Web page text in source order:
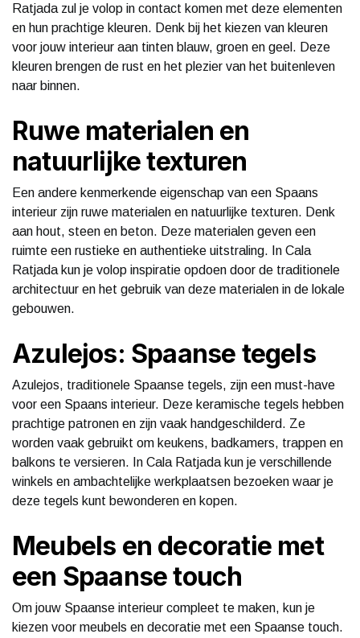
Ratjada zul je volop in contact komen met deze elementen
en hun prachtige kleuren. Denk bij het kiezen van kleuren
voor jouw interieur aan tinten blauw, groen en geel. Deze
kleuren brengen de rust en het plezier van het buitenleven
naar binnen.
Ruwe materialen en
natuurlijke texturen
Een andere kenmerkende eigenschap van een Spaans
interieur zijn ruwe materialen en natuurlijke texturen. Denk
aan hout, steen en beton. Deze materialen geven een
ruimte een rustieke en authentieke uitstraling. In Cala
Ratjada kun je volop inspiratie opdoen door de traditionele
architectuur en het gebruik van deze materialen in de lokale
gebouwen.
Azulejos: Spaanse tegels
Azulejos, traditionele Spaanse tegels, zijn een must-have
voor een Spaans interieur. Deze keramische tegels hebben
prachtige patronen en zijn vaak handgeschilderd. Ze
worden vaak gebruikt om keukens, badkamers, trappen en
balkons te versieren. In Cala Ratjada kun je verschillende
winkels en ambachtelijke werkplaatsen bezoeken waar je
deze tegels kunt bewonderen en kopen.
Meubels en decoratie met
een Spaanse touch
Om jouw Spaanse interieur compleet te maken, kun je
kiezen voor meubels en decoratie met een Spaanse touch.